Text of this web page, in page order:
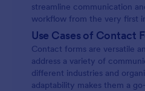
streamline communication
workflow from the very first
Use Cases of Contact
Contact forms are versatile
address a variety of
different industries and
adaptability makes them a